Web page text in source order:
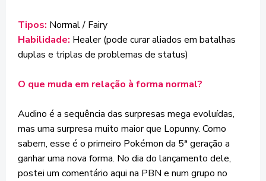
Tipos: Normal / Fairy
Habilidade: Healer (pode curar aliados em batalhas
duplas e triplas de problemas de status)
O que muda em relação à forma normal?
Audino é a sequência das surpresas mega evoluídas,
mas uma surpresa muito maior que Lopunny. Como
sabem, esse é o primeiro Pokémon da 5ª geração a
ganhar uma nova forma. No dia do lançamento dele,
postei um comentário aqui na PBN e num grupo no